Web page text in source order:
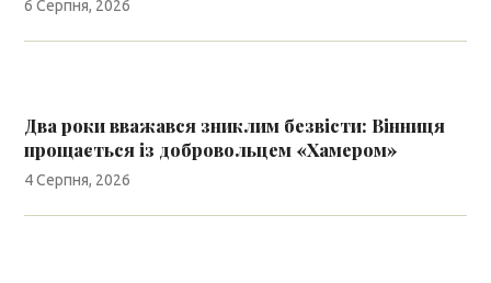
6 Серпня, 2026
Два роки вважався зниклим безвісти: Вінниця
прощається із добровольцем «Хамером»
4 Серпня, 2026